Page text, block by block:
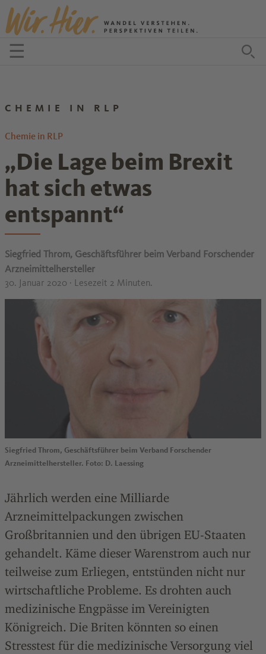
Zum Inhalt springen
☰Menü öffnen
CHEMIE IN RLP
Chemie in RLP
„Die Lage beim Brexit
hat sich etwas
entspannt“
Siegfried Throm, Geschäftsführer beim Verband Forschender
Arzneimittelhersteller
30. Januar 2020 · Lesezeit 2 Minuten.
Siegfried Throm, Geschäftsführer beim Verband Forschender
Arzneimittelhersteller. Foto: D. Laessing
Jährlich werden eine Milliarde
Arzneimittelpackungen zwischen
Großbritannien und den übrigen EU-Staaten
gehandelt. Käme dieser Warenstrom auch nur
teilweise zum Erliegen, entstünden nicht nur
wirtschaftliche Probleme. Es drohten auch
medizinische Engpässe im Vereinigten
Königreich. Die Briten könnten so einen
Stresstest für die medizinische Versorgung viel